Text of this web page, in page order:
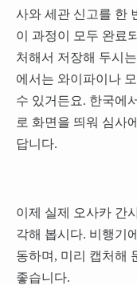
사와 세관 신고를 한
이 과정이 모두 완료
처해서 저장해 두시
에서는 와이파이나
수 있거든요. 한국에
로 화면을 띄워 심사
답니다.
이제 실제 오사카 간
각해 봅시다. 비행기
동하며, 미리 캡처해
좋습니다.